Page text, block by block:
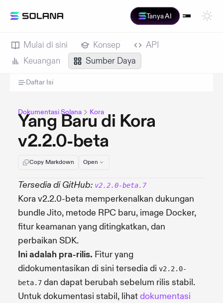
Tanya AI
Mulai di sini Konsep
API
Keuangan
Sumber Daya
Daftar Isi
Dokumentasi Solana Kora
Yang Baru di Kora
v2.2.0-beta
Copy Markdown Open
Tersedia di GitHub: v2.2.0-beta.7
Kora v2.2.0-beta memperkenalkan dukungan
bundle Jito, metode RPC baru, image Docker,
fitur keamanan yang ditingkatkan, dan
perbaikan SDK.
Ini adalah pra-rilis. Fitur yang
didokumentasikan di sini tersedia di v2.2.0-
beta.7 dan dapat berubah sebelum rilis stabil.
Untuk dokumentasi stabil, lihatdokumentasi